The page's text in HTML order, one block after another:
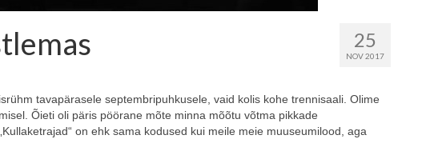
25
NOV 2017
tavapärasele septembripuhkusele, vaid kolis kohe trennisaali. Olime
Õieti oli päris pöörane mõte minna mõõtu võtma pikkade
on ehk sama kodused kui meile meie muuseumilood, aga